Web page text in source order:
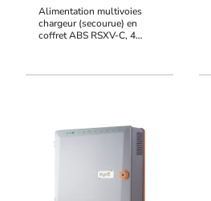
Alimentation multivoies
chargeur (secourue) en
coffret ABS RSXV-C, 4
103 mm